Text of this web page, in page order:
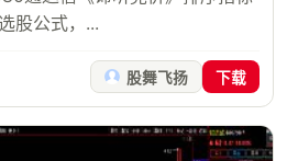
股公式，...
股舞飞扬 下载